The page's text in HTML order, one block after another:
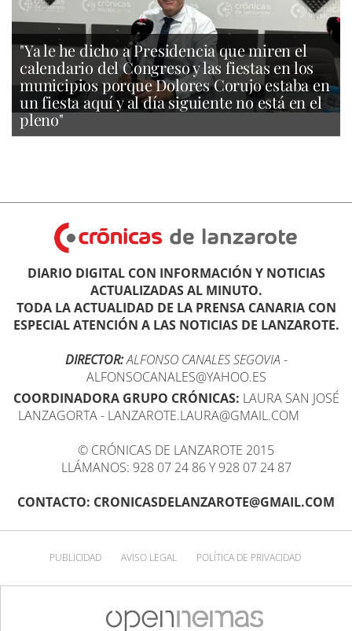
"Ya le he dicho a Presidencia que miren el
calendario del Congreso y las fiestas en los
municipios porque Dolores Corujo estaba en
un fiesta aquí y al día siguiente no está en el
pleno"
DIARIO DIGITAL CON INFORMACIÓN Y NOTICIAS
ACTUALIZADAS AL MINUTO.
TODA LA ACTUALIDAD DE LA PRENSA CANARIA CON
ESPECIAL ATENCIÓN A LAS NOTICIAS DE LANZAROTE.
DIRECTOR:ALFONSO CANALES SEGOVIA -
ALFONSOCANALES@YAHOO.ES
COORDINADORA GRUPO CRÓNICAS: LAURA SAN JOSÉ
LANZAGORTA - LANZAROTE.LAURA@GMAIL.COM
© CRÓNICAS DE LANZAROTE 2015
LLÁMANOS: 928 07 24 86 Y 928 07 24 87
CONTACTO: CRONICASDELANZAROTE@GMAIL.COM
PUBLICIDAD AVISO LEGAL POLÍTICA DE PRIVACIDAD